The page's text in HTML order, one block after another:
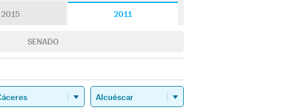
2015 2011
SENADO